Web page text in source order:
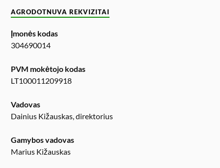
AGRODOTNUVA REKVIZITAI
Įmonės kodas
304690014
PVM mokėtojo kodas
LT100011209918
Vadovas
Dainius Kižauskas, direktorius
Gamybos vadovas
Marius Kižauskas